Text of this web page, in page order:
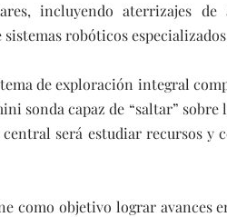
incluyendo aterrizajes
robóticos
de exploración integral
sonda capaz de “saltar”
será estudiar recursos y
como objetivo lograr avances